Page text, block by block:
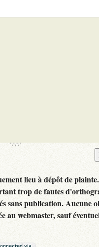
lieu à dépôt de
trop de fautes
sans publication. Aucune
au webmaster, sauf